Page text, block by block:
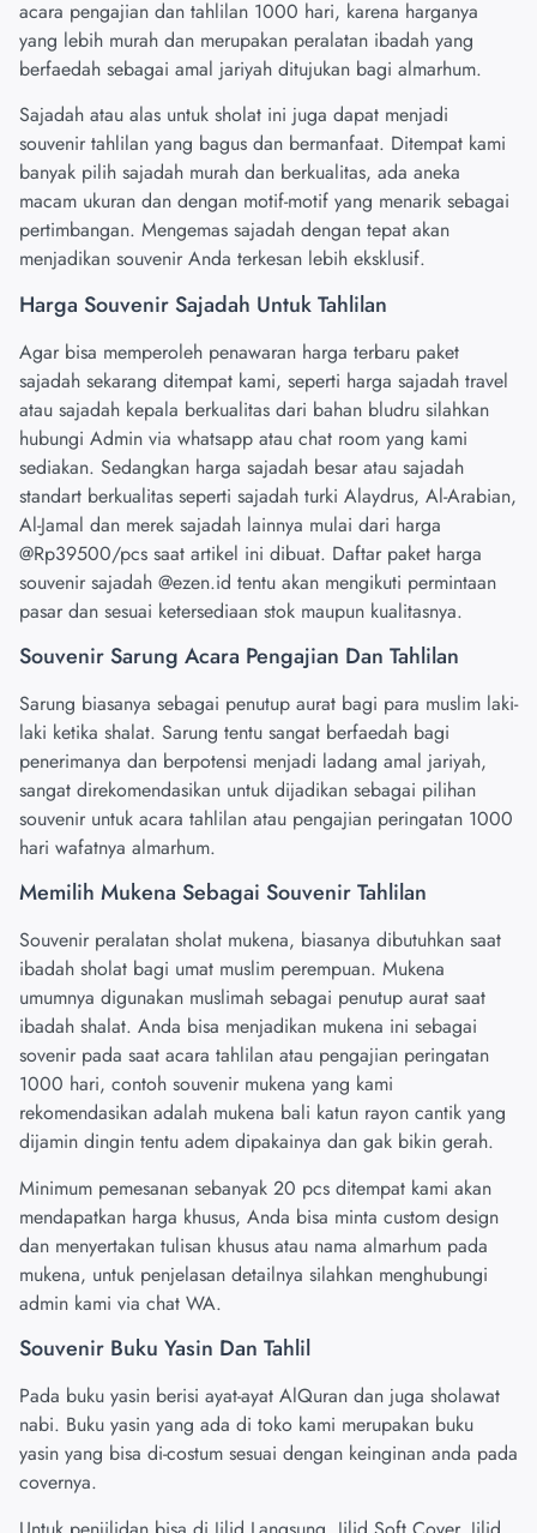
acara pengajian dan tahlilan 1000 hari, karena harganya
yang lebih murah dan merupakan peralatan ibadah yang
berfaedah sebagai amal jariyah ditujukan bagi almarhum.
Sajadah atau alas untuk sholat ini juga dapat menjadi
souvenir tahlilan yang bagus dan bermanfaat. Ditempat kami
banyak pilih sajadah murah dan berkualitas, ada aneka
macam ukuran dan dengan motif-motif yang menarik sebagai
pertimbangan. Mengemas sajadah dengan tepat akan
menjadikan souvenir Anda terkesan lebih eksklusif.
Harga Souvenir Sajadah Untuk Tahlilan
Agar bisa memperoleh penawaran harga terbaru paket
sajadah sekarang ditempat kami, seperti harga sajadah travel
atau sajadah kepala berkualitas dari bahan bludru silahkan
hubungi Admin via whatsapp atau chat room yang kami
sediakan. Sedangkan harga sajadah besar atau sajadah
standart berkualitas seperti sajadah turki Alaydrus, Al-Arabian,
Al-Jamal dan merek sajadah lainnya mulai dari harga
@Rp39500/pcs saat artikel ini dibuat. Daftar paket harga
souvenir sajadah @ezen.id tentu akan mengikuti permintaan
pasar dan sesuai ketersediaan stok maupun kualitasnya.
Souvenir Sarung Acara Pengajian Dan Tahlilan
Sarung biasanya sebagai penutup aurat bagi para muslim laki-
laki ketika shalat. Sarung tentu sangat berfaedah bagi
penerimanya dan berpotensi menjadi ladang amal jariyah,
sangat direkomendasikan untuk dijadikan sebagai pilihan
souvenir untuk acara tahlilan atau pengajian peringatan 1000
hari wafatnya almarhum.
Memilih Mukena Sebagai Souvenir Tahlilan
Souvenir peralatan sholat mukena, biasanya dibutuhkan saat
ibadah sholat bagi umat muslim perempuan. Mukena
umumnya digunakan muslimah sebagai penutup aurat saat
ibadah shalat. Anda bisa menjadikan mukena ini sebagai
sovenir pada saat acara tahlilan atau pengajian peringatan
1000 hari, contoh souvenir mukena yang kami
rekomendasikan adalah mukena bali katun rayon cantik yang
dijamin dingin tentu adem dipakainya dan gak bikin gerah.
Minimum pemesanan sebanyak 20 pcs ditempat kami akan
mendapatkan harga khusus, Anda bisa minta custom design
dan menyertakan tulisan khusus atau nama almarhum pada
mukena, untuk penjelasan detailnya silahkan menghubungi
admin kami via chat WA.
Souvenir Buku Yasin Dan Tahlil
Pada buku yasin berisi ayat-ayat AlQuran dan juga sholawat
nabi. Buku yasin yang ada di toko kami merupakan buku
yasin yang bisa di-costum sesuai dengan keinginan anda pada
covernya.